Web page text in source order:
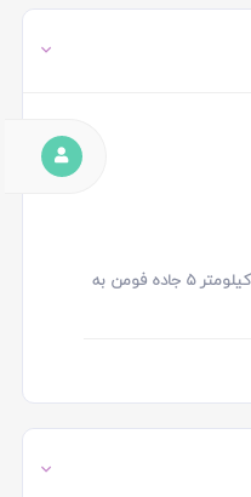
گیلان، فومن کیلومتر ۵ جاده فومن به